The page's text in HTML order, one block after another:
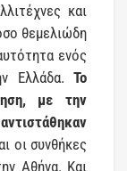
και
θεμελιώδη
ενός
Ελλάδα. Το
με την
οι συνθήκες
Αθήνα. Και